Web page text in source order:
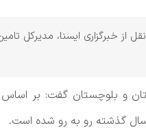
از خبرگزاری ایسنا،
و بلوچستان گفت: بر اساس